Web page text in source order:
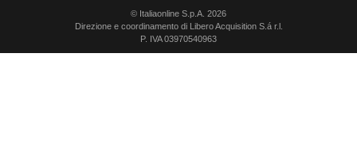
© Italiaonline S.p.A. 2026
Direzione e coordinamento di Libero Acquisition S.á r.l.
P. IVA 03970540963